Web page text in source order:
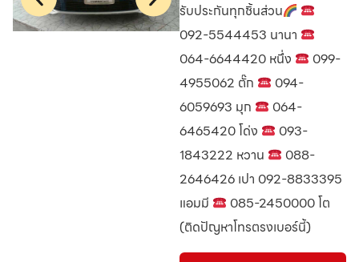
รับประกันทุกชิ้นส่วน
092-5544453 นานา
064-6644420 หนึ่ง
099-
4955062 ตั๊ก
094-
6059693 มุก
064-
6465420 โด่ง
093-
1843222 หวาน
088-
2646426 เปา 092-8833395
แอมมี
085-2450000 โต
(ติดปัญหาโทรตรงเบอร์นี้)